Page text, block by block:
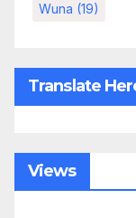
Wuna (19)
Translate
Views